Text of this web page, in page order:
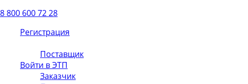
8 800 600 72 28
Регистрация
Поставщик
Войти в ЭТП
Заказчик